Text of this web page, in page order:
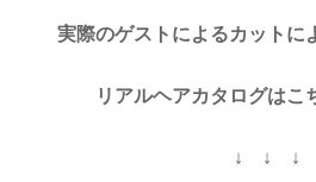
実際のゲストによるカット
リアルヘアカタログは
↓ ↓ ↓